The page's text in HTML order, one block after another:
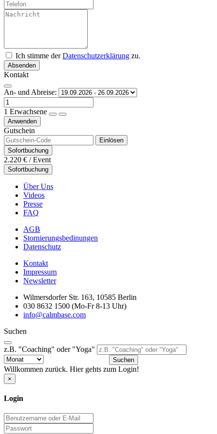
Ich stimme derDatenschutzerklärung zu.
Absenden
Kontakt
An- und Abreise:
1 Erwachsene
Anwenden
Gutschein
Einlösen
Sofortbuchung
2.220 € / Event
Sofortbuchung
Über Uns
Videos
Presse
FAQ
AGB
Stornierungsbedinungen
Datenschutz
Kontakt
Impressum
Newsletter
Wilmersdorfer Str. 163, 10585 Berlin
030 8632 1500 (Mo-Fr 8-13 Uhr)
info@calmbase.com
Suchen
z.B. "Coaching" oder "Yoga"
Suchen
Willkommen zurück. Hier gehts zum Login!
×
Login